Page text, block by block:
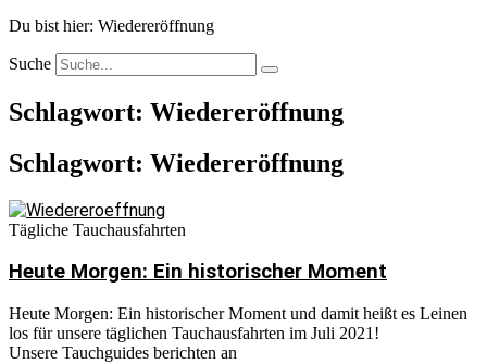
Du bist hier: Wiedereröffnung
Suche
Schlagwort: Wiedereröffnung
Schlagwort: Wiedereröffnung
Tägliche Tauchausfahrten
Heute Morgen: Ein historischer Moment
Heute Morgen: Ein historischer Moment und damit heißt es Leinen
los für unsere täglichen Tauchausfahrten im Juli 2021!
Unsere Tauchguides berichten an